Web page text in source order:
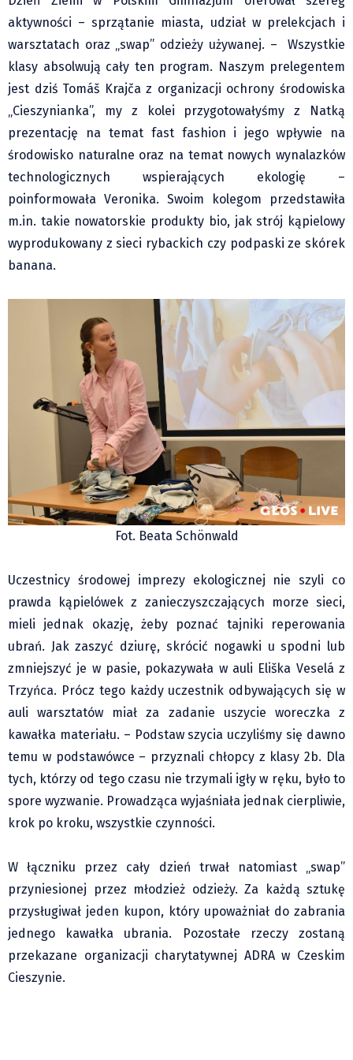
Klub Podróżnika ZA OKNEM
Sport
Czytelnicy piszą
Multimedia
Obiektyw Głosu
Fotoreportaże
studio glos.live
Głos Brandysa
YouTube glos.live
Głos News
Mrózek i Maćkowiak
STREFA PREMIUM
aktywności – sprzątanie miasta, udział w prelekcjach i
warsztatach oraz „swap” odzieży używanej. – Wszystkie
klasy absolwują cały ten program. Naszym prelegentem
jest dziś Tomáš Krajča z organizacji ochrony środowiska
„Cieszynianka”, my z kolei przygotowałyśmy z Natką
prezentację na temat fast fashion i jego wpływie na
środowisko naturalne oraz na temat nowych wynalazków
technologicznych wspierających ekologię –
poinformowała Veronika. Swoim kolegom przedstawiła
m.in. takie nowatorskie produkty bio, jak strój kąpielowy
wyprodukowany z sieci rybackich czy podpaski ze skórek
banana.
Fot. Beata Schönwald
Uczestnicy środowej imprezy ekologicznej nie szyli co
prawda kąpielówek z zanieczyszczających morze sieci,
mieli jednak okazję, żeby poznać tajniki reperowania
ubrań. Jak zaszyć dziurę, skrócić nogawki u spodni lub
zmniejszyć je w pasie, pokazywała w auli Eliška Veselá z
Trzyńca. Prócz tego każdy uczestnik odbywających się w
auli warsztatów miał za zadanie uszycie woreczka z
kawałka materiału. – Podstaw szycia uczyliśmy się dawno
temu w podstawówce – przyznali chłopcy z klasy 2b. Dla
tych, którzy od tego czasu nie trzymali igły w ręku, było to
spore wyzwanie. Prowadząca wyjaśniała jednak cierpliwie,
krok po kroku, wszystkie czynności.
W łączniku przez cały dzień trwał natomiast „swap”
przyniesionej przez młodzież odzieży. Za każdą sztukę
przysługiwał jeden kupon, który upoważniał do zabrania
jednego kawałka ubrania. Pozostałe rzeczy zostaną
przekazane organizacji charytatywnej ADRA w Czeskim
Cieszynie.